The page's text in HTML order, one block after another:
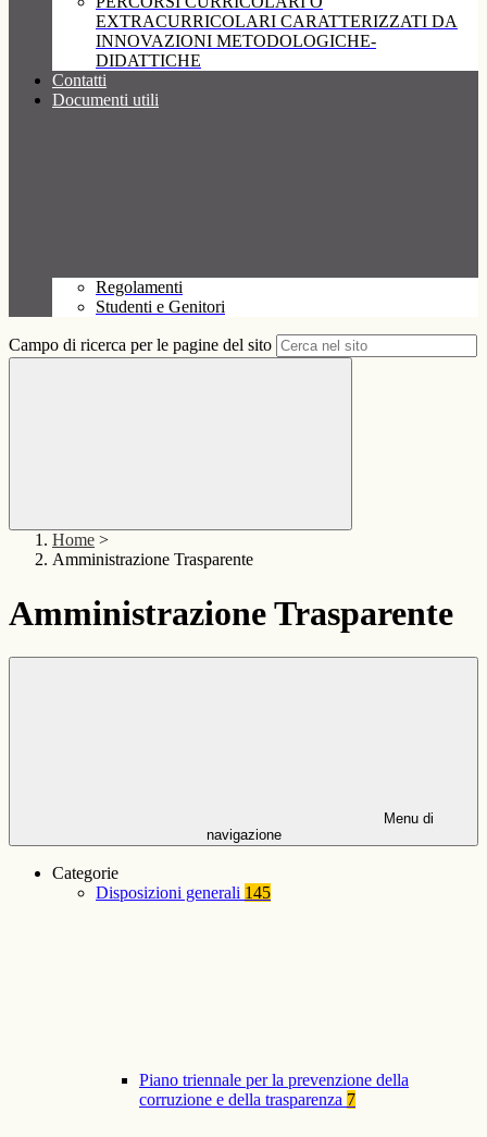
EXTRACURRICOLARI CARATTERIZZATI DA
INNOVAZIONI METODOLOGICHE-
DIDATTICHE
Contatti
Documenti utili
Regolamenti
Studenti e Genitori
Campo di ricerca per le pagine del sito
Home >
Amministrazione Trasparente
Amministrazione Trasparente
Menu di
navigazione
Categorie
Disposizioni generali 145
Piano triennale per la prevenzione della
corruzione e della trasparenza 7